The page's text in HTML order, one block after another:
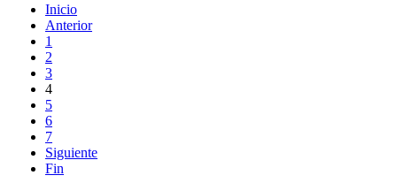
Inicio
Anterior
1
2
3
4
5
6
7
Siguiente
Fin